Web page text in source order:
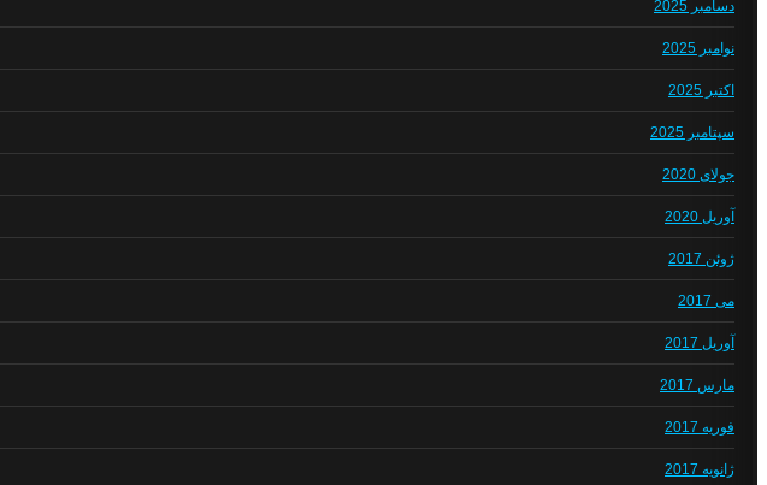
دسامبر 2025
نوامبر 2025
اکتبر 2025
سپتامبر 2025
جولای 2020
آوریل 2020
ژوئن 2017
می 2017
آوریل 2017
مارس 2017
فوریه 2017
ژانویه 2017